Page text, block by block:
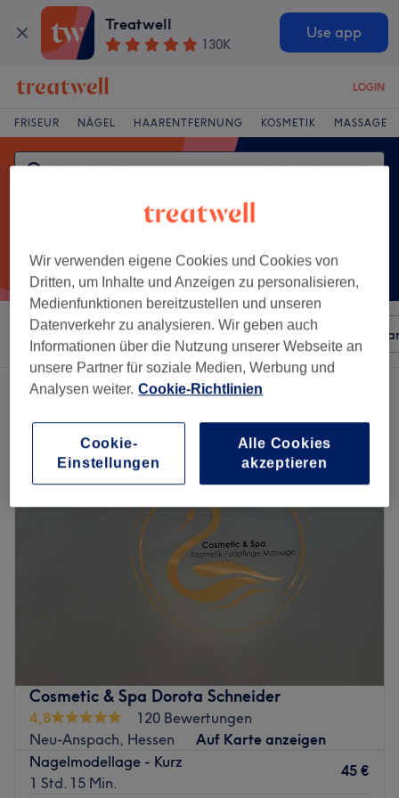
Treatwell
130K
Use app
LOGIN
FRISEUR NÄGEL HAARENTFERNUNG KOSMETIK MASSAGE
Sortieren nach Beliebiger Preis Besonderheiten
Ein Salon, der anbietet:
Cosmetic & Spa Dorota Schneider
4,8
120 Bewertungen
Neu-Anspach, Hessen
Auf Karte anzeigen
Nagelmodellage - Kurz
1 Std. 15 Min.
45 €
Wir verwenden eigene Cookies und Cookies von
Dritten, um Inhalte und Anzeigen zu personalisieren,
Medienfunktionen bereitzustellen und unseren
Datenverkehr zu analysieren. Wir geben auch
Informationen über die Nutzung unserer Webseite an
unsere Partner für soziale Medien, Werbung und
Analysen weiter. Cookie-Richtlinien
Cookie-
Einstellungen
Alle Cookies
akzeptieren